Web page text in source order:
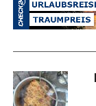
RELATED TOPICS:
Feuer in
DON'T MISS
Einbruch in